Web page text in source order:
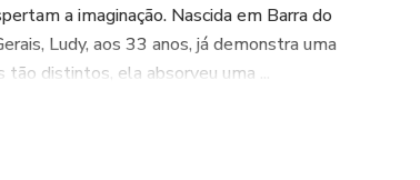
a imaginação. Nascida em Barra do
Ludy, aos 33 anos, já demonstra uma
distintos, ela absorveu uma ...